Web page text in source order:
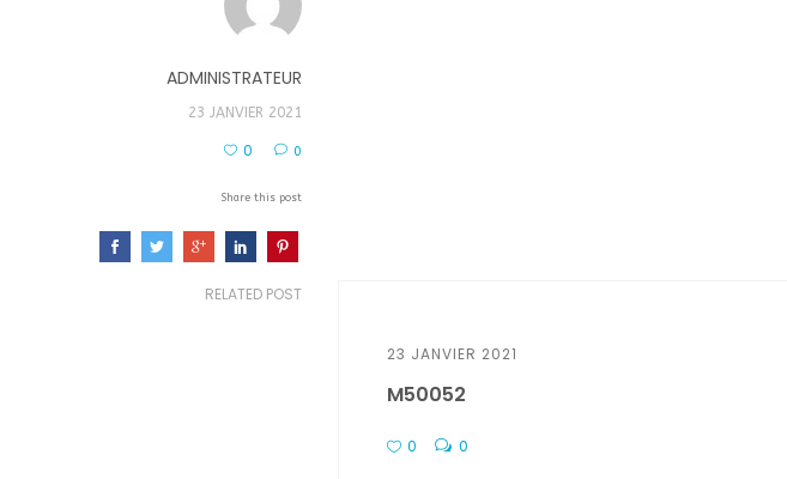
ADMINISTRATEUR
23 JANVIER 2021
0 0
Share this post
RELATED POST
23 JANVIER 2021
M50052
0 0